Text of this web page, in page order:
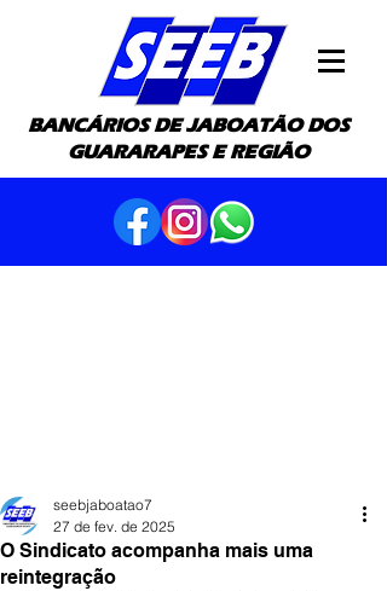
BANCÁRIOS DE JABOATÃO DOS
GUARARAPES E REGIÃO
O Sindicato acompanha mais uma
reintegração
seebjaboatao7
27 de fev. de 2025